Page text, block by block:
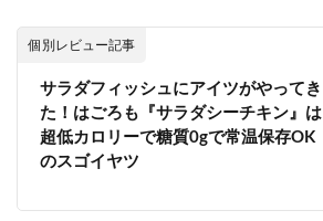
個別レビュー記事
サラダフィッシュにアイツがやってき
た！はごろも『サラダシーチキン』は
超低カロリーで糖質0gで常温保存OK
のスゴイヤツ